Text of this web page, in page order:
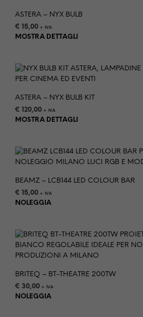
ASTERA – NYX BULB
€ 15,00 + IVA
MOSTRA DETTAGLI
ASTERA – NYX BULB KIT
€ 120,00 + IVA
MOSTRA DETTAGLI
BEAMZ – LCB144 LED COLOUR BAR
€ 15,00 + IVA
NOLEGGIA
BRITEQ – BT-THEATRE 200TW
€ 30,00 + IVA
NOLEGGIA